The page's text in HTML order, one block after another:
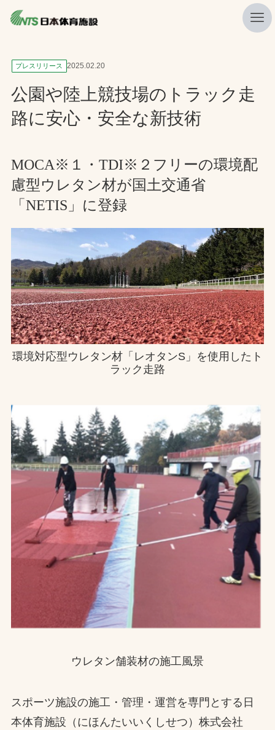
私たちの強み
ニュース
プレスリリース
製品・サービス一覧
施工・管理実績一覧
会社概要
採用情報
検索
お問合せ
お取引先の皆様へ
プライバシーポリシー
Instagram YouTube
文字の見えづらさや操作にお困りの方へ
プレスリリース 2025.02.20
公園や陸上競技場のトラック走
路に安心・安全な新技術
MOCA※１・TDI※２フリーの環境配
慮型ウレタン材が国土交通省
「NETIS」に登録
環境対応型ウレタン材「レオタンS」を使用したト
ラック走路
ウレタン舗装材の施工風景
スポーツ施設の施工・管理・運営を専門とする日
本体育施設（にほんたいいくしせつ）株式会社